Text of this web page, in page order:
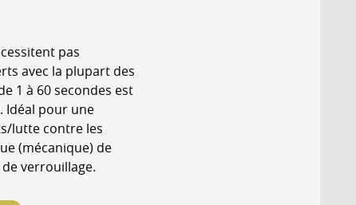
pas
avec la plupart des
1 à 60 secondes est
Idéal pour une
lutte contre les
(mécanique) de
verrouillage.